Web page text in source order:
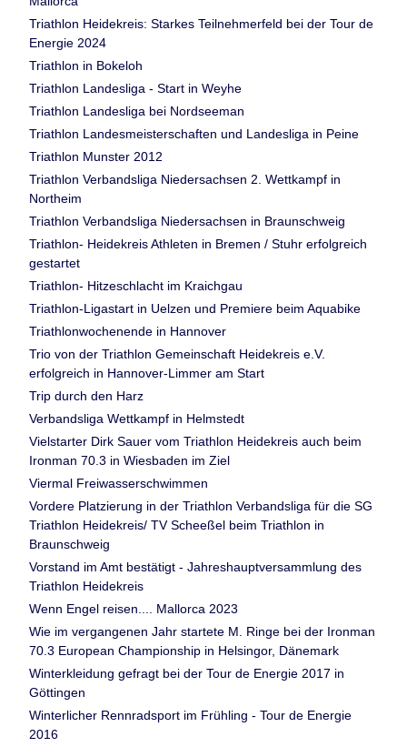
Triathlon Heidekreis: Starkes Teilnehmerfeld bei der Tour de
Energie 2024
Triathlon in Bokeloh
Triathlon Landesliga - Start in Weyhe
Triathlon Landesliga bei Nordseeman
Triathlon Landesmeisterschaften und Landesliga in Peine
Triathlon Munster 2012
Triathlon Verbandsliga Niedersachsen 2. Wettkampf in
Northeim
Triathlon Verbandsliga Niedersachsen in Braunschweig
Triathlon- Heidekreis Athleten in Bremen / Stuhr erfolgreich
gestartet
Triathlon- Hitzeschlacht im Kraichgau
Triathlon-Ligastart in Uelzen und Premiere beim Aquabike
Triathlonwochenende in Hannover
Trio von der Triathlon Gemeinschaft Heidekreis e.V.
erfolgreich in Hannover-Limmer am Start
Trip durch den Harz
Verbandsliga Wettkampf in Helmstedt
Vielstarter Dirk Sauer vom Triathlon Heidekreis auch beim
Ironman 70.3 in Wiesbaden im Ziel
Viermal Freiwasserschwimmen
Vordere Platzierung in der Triathlon Verbandsliga für die SG
Triathlon Heidekreis/ TV Scheeßel beim Triathlon in
Braunschweig
Vorstand im Amt bestätigt - Jahreshauptversammlung des
Triathlon Heidekreis
Wenn Engel reisen.... Mallorca 2023
Wie im vergangenen Jahr startete M. Ringe bei der Ironman
70.3 European Championship in Helsingor, Dänemark
Winterkleidung gefragt bei der Tour de Energie 2017 in
Göttingen
Winterlicher Rennradsport im Frühling - Tour de Energie
2016